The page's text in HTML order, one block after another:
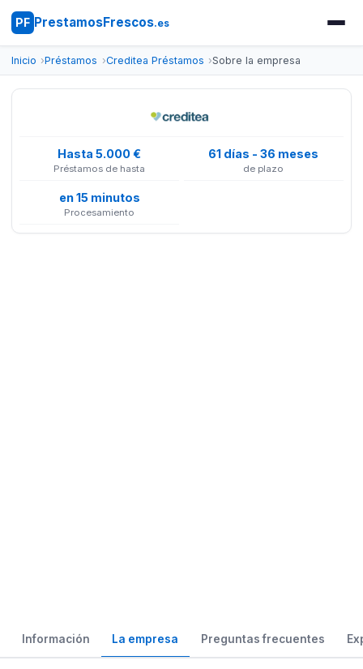
PF PrestamosFrescos.es
Inicio Préstamos Creditea Préstamos Sobre la empresa
Hasta 5.000 €
Préstamos de hasta
61 días - 36 meses
de plazo
en 15 minutos
Procesamiento
Información La empresa Preguntas frecuentes